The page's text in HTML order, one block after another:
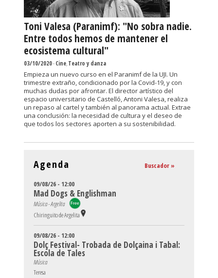
Toni Valesa (Paranimf): "No sobra nadie.
Entre todos hemos de mantener el
ecosistema cultural"
03/10/2020-Cine,Teatro y danza
Empieza un nuevo curso en el Paranimf de la UJI. Un
trimestre extraño, condicionado por la Covid-19, y con
muchas dudas por afrontar. El director artístico del
espacio universitario de Castelló, Antoni Valesa, realiza
un repaso al cartel y también al panorama actual. Extrae
una conclusión: la necesidad de cultura y el deseo de
que todos los sectores aporten a su sostenibilidad.
Agenda Buscador »
09/08/26 - 12:00
Mad Dogs & Englishman
Música - Argelita
Chiringuito de Argelita
09/08/26 - 12:00
Dolç Festival- Trobada de Dolçaina i Tabal:
Escola de Tales
Música
Teresa